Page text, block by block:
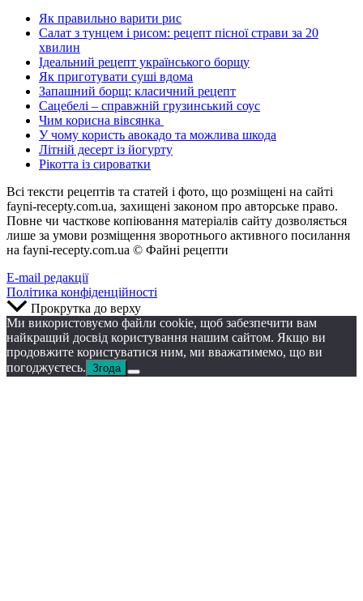
Як правильно варити рис
Салат з тунцем і рисом: рецепт пісної страви за 20
хвилин
Ідеальний рецепт українського борщу
Як приготувати суші вдома
Запашний борщ: класичний рецепт
Сацебелі – справжній грузинський соус
Чим корисна вівсянка
У чому користь авокадо та можлива шкода
Літній десерт із йогурту
Рікотта із сироватки
Всі тексти рецептів та статей і фото, що розміщені на сайті
fayni-recepty.com.ua, захищені законом про авторське право.
Повне чи часткове копіювання матеріалів сайту дозволяється
лише за умови розміщення зворотнього активного посилання
на fayni-recepty.com.ua © Файні рецепти
E-mail редакції
Політика конфіденційності
Прокрутка до верху
Ми використовуємо файли cookie, щоб забезпечити вам
найкращий досвід користування нашим сайтом. Якщо ви
продовжите користуватися ним, ми вважатимемо, що ви
погоджуєтесь. Згода